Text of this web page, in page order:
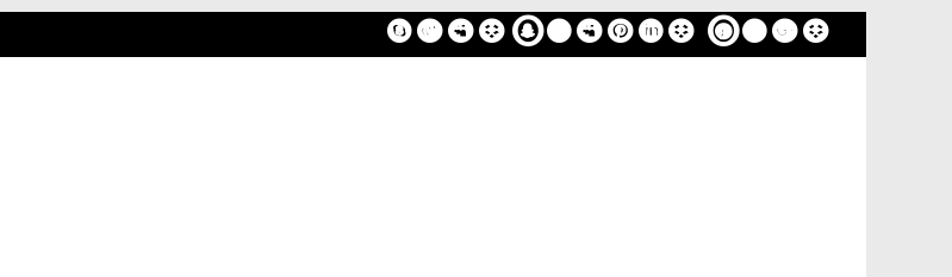
homeSample Page